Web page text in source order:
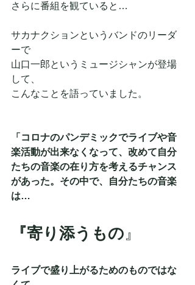
さらに番組を観ていると…
サカナクションというバンドのリーダ
ーで
山口一郎というミュージシャンが登場
して、
こんなことを語っていました。
「コロナのパンデミックでライブや音
楽活動が出来なくなって、改めて自分
たちの音楽の在り方を考えるチャンス
があった。その中で、自分たちの音楽
は…
『寄り添うもの』
ライブで盛り上がるためのものではな